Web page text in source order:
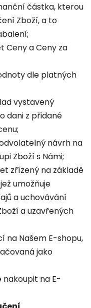
částka, kterou
Zboží, a to
Ceny a Ceny za
dle platných
vystavený
dani z přidané
návrh na
Zboží s Námi;
zřízený na základě
umožňuje
a uchovávání
a uzavřených
na Našem E-shopu,
jako
nakoupit na E-